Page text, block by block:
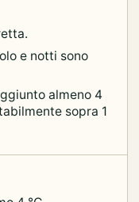
e notti sono
almeno 4
sopra 1